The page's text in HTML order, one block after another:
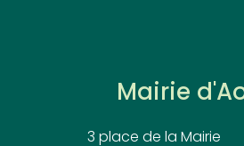
Mairie
3 place de la Mairie